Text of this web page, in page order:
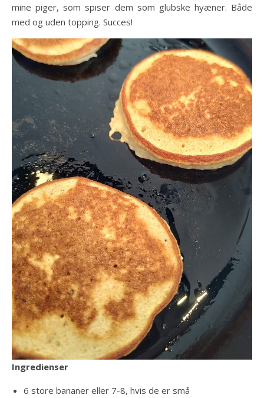
mine piger, som spiser dem som glubske hyæner. Både
med og uden topping. Succes!
Ingredienser
6 store bananer eller 7-8, hvis de er små